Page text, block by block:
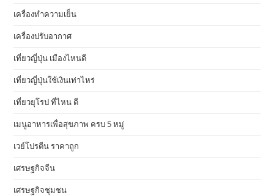
เครื่องทำความเย็น
เครื่องปรับอากาศ
เที่ยวญี่ปุ่น เมืองไหนดี
เที่ยวญี่ปุ่นใช้เงินเท่าไหร่
เที่ยวยุโรป ที่ไหน ดี
เมนูอาหารเพื่อสุขภาพ ครบ 5 หมู่
เวย์โปรตีน ราคาถูก
เศรษฐกิจจีน
เศรษฐกิจชุมชน